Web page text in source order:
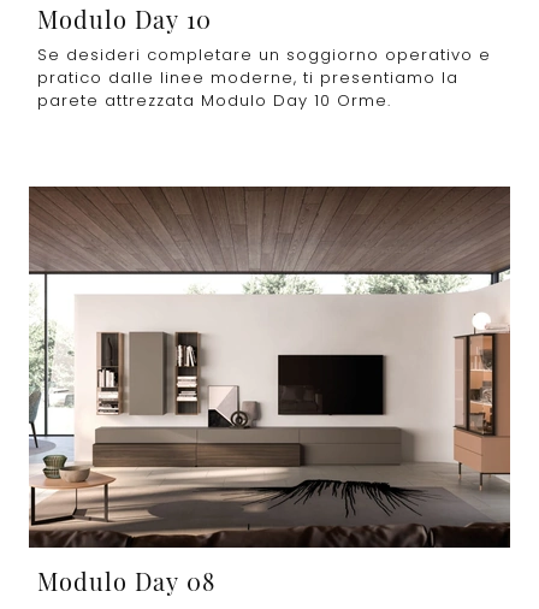
Modulo Day 10
Se desideri completare un soggiorno operativo e
pratico dalle linee moderne, ti presentiamo la
parete attrezzata Modulo Day 10 Orme.
Modulo Day 08